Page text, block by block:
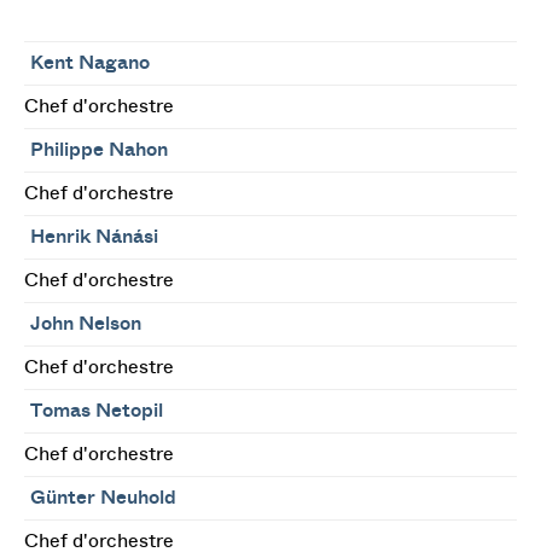
Kent Nagano
Chef d'orchestre
Philippe Nahon
Chef d'orchestre
Henrik Nánási
Chef d'orchestre
John Nelson
Chef d'orchestre
Tomas Netopil
Chef d'orchestre
Günter Neuhold
Chef d'orchestre